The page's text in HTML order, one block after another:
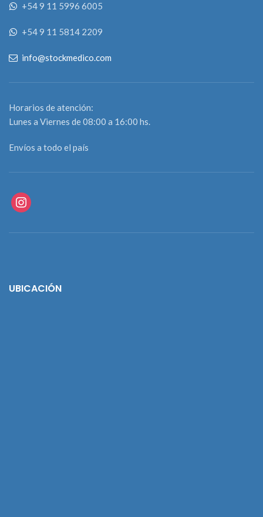
+54 9 11 5996 6005
+54 9 11 5814 2209
info@stockmedico.com
Horarios de atención:
Lunes a Viernes de 08:00 a 16:00 hs.
Envíos a todo el país
instagram
UBICACIÓN